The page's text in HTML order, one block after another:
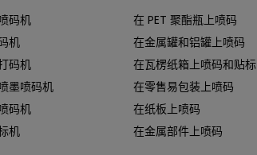
码机
机
码机
墨喷码机
码机
机
在 PET 聚酯瓶上喷码
在金属罐和铝罐上喷码
在瓦楞纸箱上喷码和贴标
在零售易包装上喷码
在纸板上喷码
在金属部件上喷码